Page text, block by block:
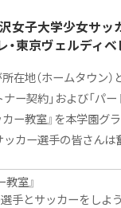
女子大学少女サ
東京ヴェルディ
在地（ホームタウ
ー契約」および「
ー教室』を本学園
カー選手の皆さんは
室』
手とサッカーをしよ